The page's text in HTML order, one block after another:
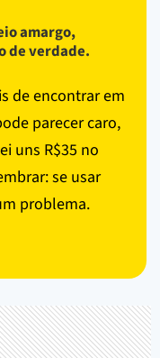
amargo,
de verdade.
de encontrar em
parecer caro,
uns R$35 no
se usar
problema.